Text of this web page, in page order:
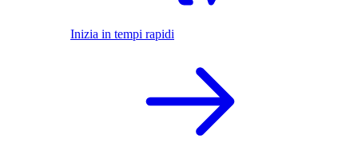
Inizia in tempi rapidi